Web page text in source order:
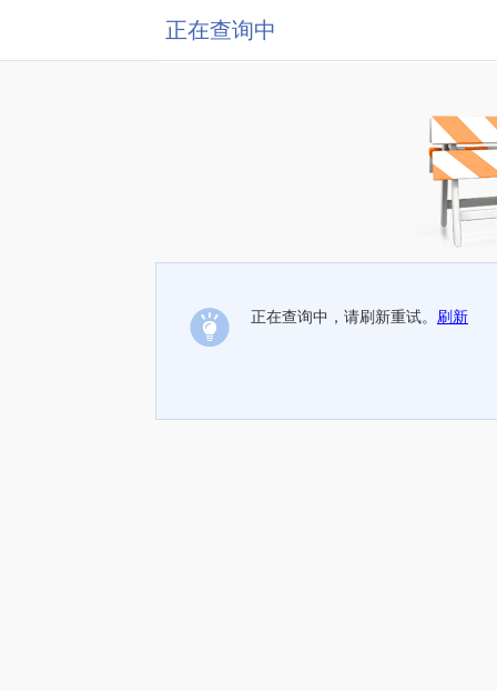
正在查询中
正在查询中，请刷新重试。 刷新